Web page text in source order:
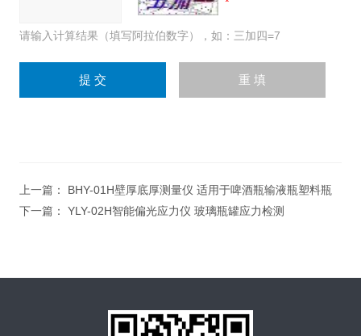
请输入计算结果（填写阿拉伯数字），如：三加四=7
上一篇： BHY-01H壁厚底厚测量仪 适用于啤酒瓶输液瓶塑料瓶
下一篇： YLY-02H智能偏光应力仪 玻璃瓶罐应力检测